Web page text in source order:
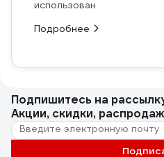
использован
Подробнее
Подпишитесь на
Акции, скидки,